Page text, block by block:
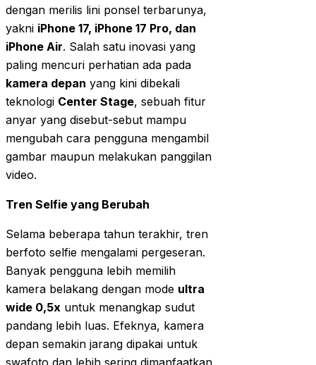
dengan merilis lini ponsel terbarunya,
yakni iPhone 17, iPhone 17 Pro, dan
iPhone Air. Salah satu inovasi yang
paling mencuri perhatian ada pada
kamera depan yang kini dibekali
teknologi Center Stage, sebuah fitur
anyar yang disebut-sebut mampu
mengubah cara pengguna mengambil
gambar maupun melakukan panggilan
video.
Tren Selfie yang Berubah
Selama beberapa tahun terakhir, tren
berfoto selfie mengalami pergeseran.
Banyak pengguna lebih memilih
kamera belakang dengan mode ultra
wide 0,5x untuk menangkap sudut
pandang lebih luas. Efeknya, kamera
depan semakin jarang dipakai untuk